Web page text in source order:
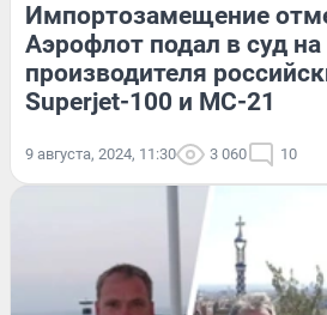
Импортозамещение
Аэрофлот подал в суд на
производителя
Superjet-100 и МС-21
9 августа, 2024, 11:30 3 060 10